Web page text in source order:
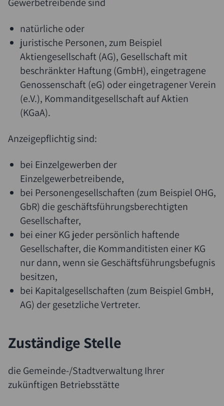
natürliche oder
juristische Personen, zum Beispiel
Aktiengesellschaft (AG), Gesellschaft mit
beschränkter Haftung (GmbH), eingetragene
Genossenschaft (eG) oder eingetragener Verein
(e.V.), Kommanditgesellschaft auf Aktien
(KGaA).
Anzeigepflichtig sind:
bei Einzelgewerben der
Einzelgewerbetreibende,
bei Personengesellschaften (zum Beispiel OHG,
GbR) die geschäftsführungsberechtigten
Gesellschafter,
bei einer KG jeder persönlich haftende
Gesellschafter, die Kommanditisten einer KG
nur dann, wenn sie Geschäftsführungsbefugnis
besitzen,
bei Kapitalgesellschaften (zum Beispiel GmbH,
AG) der gesetzliche Vertreter.
Zuständige Stelle
die Gemeinde-/Stadtverwaltung Ihrer
zukünftigen Betriebsstätte